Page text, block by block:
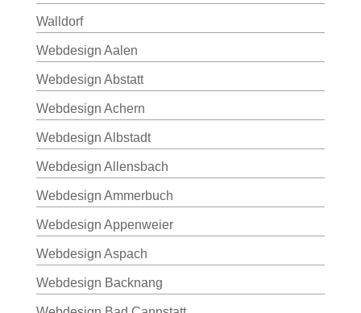
Walldorf
Webdesign Aalen
Webdesign Abstatt
Webdesign Achern
Webdesign Albstadt
Webdesign Allensbach
Webdesign Ammerbuch
Webdesign Appenweier
Webdesign Aspach
Webdesign Backnang